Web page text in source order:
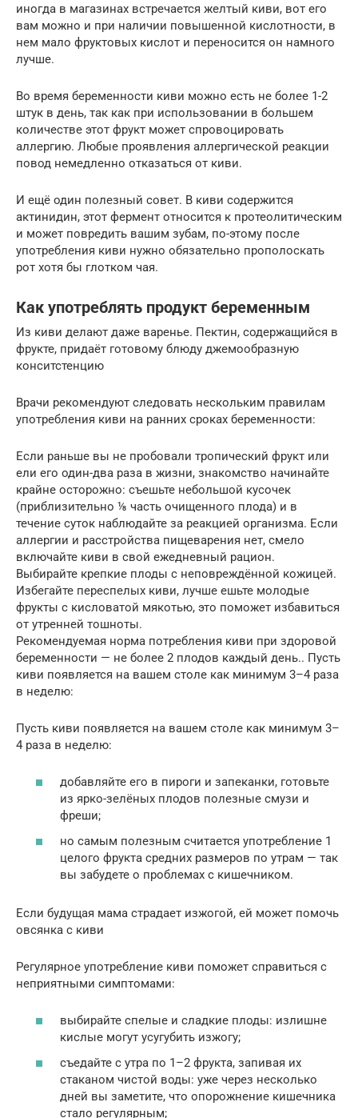
иногда в магазинах встречается желтый киви, вот его
вам можно и при наличии повышенной кислотности, в
нем мало фруктовых кислот и переносится он намного
лучше.
Во время беременности киви можно есть не более 1-2
штук в день, так как при использовании в большем
количестве этот фрукт может спровоцировать
аллергию. Любые проявления аллергической реакции
повод немедленно отказаться от киви.
И ещё один полезный совет. В киви содержится
актинидин, этот фермент относится к протеолитическим
и может повредить вашим зубам, по-этому после
употребления киви нужно обязательно прополоскать
рот хотя бы глотком чая.
Как употреблять продукт беременным
Из киви делают даже варенье. Пектин, содержащийся в
фрукте, придаёт готовому блюду джемообразную
конситстенцию
Врачи рекомендуют следовать нескольким правилам
употребления киви на ранних сроках беременности:
Если раньше вы не пробовали тропический фрукт или
ели его один-два раза в жизни, знакомство начинайте
крайне осторожно: съешьте небольшой кусочек
(приблизительно ⅛ часть очищенного плода) и в
течение суток наблюдайте за реакцией организма. Если
аллергии и расстройства пищеварения нет, смело
включайте киви в свой ежедневный рацион.
Выбирайте крепкие плоды с неповреждённой кожицей.
Избегайте переспелых киви, лучше ешьте молодые
фрукты с кисловатой мякотью, это поможет избавиться
от утренней тошноты.
Рекомендуемая норма потребления киви при здоровой
беременности — не более 2 плодов каждый день.. Пусть
киви появляется на вашем столе как минимум 3–4 раза
в неделю:
Пусть киви появляется на вашем столе как минимум 3–
4 раза в неделю:
добавляйте его в пироги и запеканки, готовьте
из ярко-зелёных плодов полезные смузи и
фреши;
но самым полезным считается употребление 1
целого фрукта средних размеров по утрам — так
вы забудете о проблемах с кишечником.
Если будущая мама страдает изжогой, ей может помочь
овсянка с киви
Регулярное употребление киви поможет справиться с
неприятными симптомами:
выбирайте спелые и сладкие плоды: излишне
кислые могут усугубить изжогу;
съедайте с утра по 1–2 фрукта, запивая их
стаканом чистой воды: уже через несколько
дней вы заметите, что опорожнение кишечника
стало регулярным;